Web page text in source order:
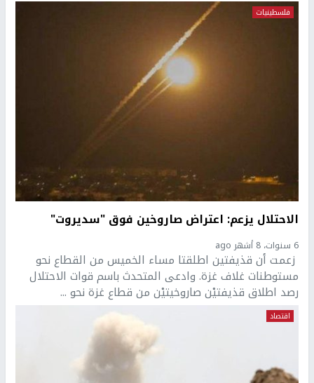
فلسطينيات
الاحتلال يزعم: اعتراض صاروخين فوق "سديروت"
6 سنوات، 8 أشهر ago
زعمت أن قذيفتين اطلقتا مساء الخميس من القطاع نحو
مستوطنات غلاف غزة. وادعى المتحدث باسم قوات الاحتلال
رصد اطلاق قذيفتيْن صاروخيتيْن من قطاع غزة نحو ...
اقتصاد